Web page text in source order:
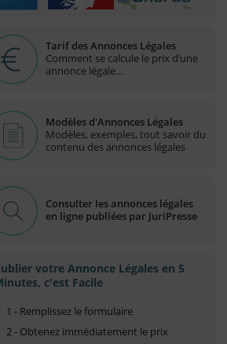
Tarif des Annonces Légales
Comment se calcule le prix d’une
annonce légale...
Modèles d'Annonces Légales
Modèles, exemples, tout savoir du
contenu des annonces légales
Consulter les annonces légales
en ligne publiées par JuriPresse
votre Annonce Légales en 5
c'est Facile
1 - Remplissez le formulaire
2 - Obtenez immédiatement le prix